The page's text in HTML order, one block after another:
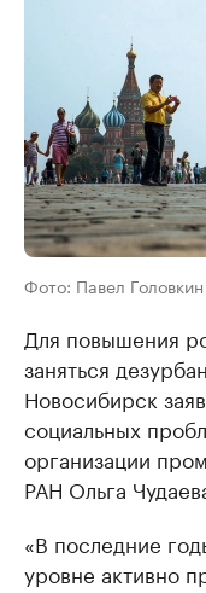
Фото: Павел
Для повышения
заняться
Новосибирск
социальных
организации
РАН Ольга
«В последние
уровне активно